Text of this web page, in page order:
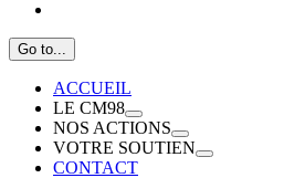
Go to...
ACCUEIL
LE CM98
NOS ACTIONS
VOTRE SOUTIEN
CONTACT